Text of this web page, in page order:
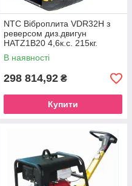
NTC Віброплита VDR32H з
реверсом диз.двигун
HATZ1B20 4,6к.с. 215кг.
розмір плити 500*750мм (з
колесами)
В наявності
298 814,92 ₴
Купити